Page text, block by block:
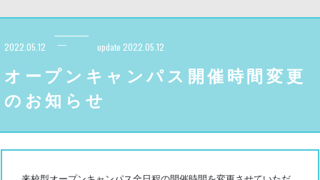
サポート
MOVIE
アクセス・お問い合わせ
2022.05.12 update 2022.05.12
オープンキャンパス開催時間変更
のお知らせ